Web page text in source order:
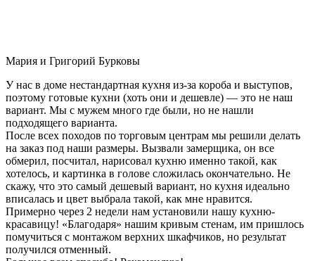
Мария и Григорий Бурковы
У нас в доме нестандартная кухня из-за короба и выступов,
поэтому готовые кухни (хоть они и дешевле) — это не наш
вариант. Мы с мужем много где были, но не нашли
подходящего варианта.
После всех походов по торговым центрам мы решили делать
на заказ под наши размеры. Вызвали замерщика, он все
обмерил, посчитал, нарисовал кухню именно такой, как
хотелось, и картинка в голове сложилась окончательно. Не
скажу, что это самый дешевый вариант, но кухня идеально
вписалась и цвет выбрала такой, как мне нравится.
Примерно через 2 недели нам установили нашу кухню-
красавицу! «Благодаря» нашим кривым стенам, им пришлось
помучиться с монтажом верхних шкафчиков, но результат
получился отменный.